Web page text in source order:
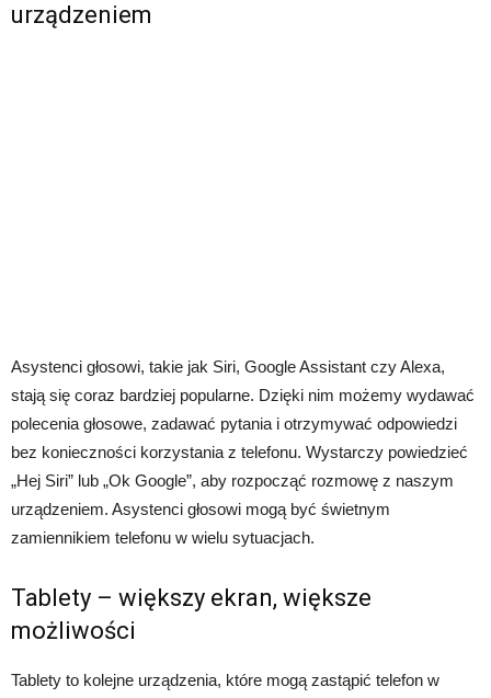
urządzeniem
Asystenci głosowi, takie jak Siri, Google Assistant czy Alexa,
stają się coraz bardziej popularne. Dzięki nim możemy wydawać
polecenia głosowe, zadawać pytania i otrzymywać odpowiedzi
bez konieczności korzystania z telefonu. Wystarczy powiedzieć
„Hej Siri” lub „Ok Google”, aby rozpocząć rozmowę z naszym
urządzeniem. Asystenci głosowi mogą być świetnym
zamiennikiem telefonu w wielu sytuacjach.
Tablety – większy ekran, większe
możliwości
Tablety to kolejne urządzenia, które mogą zastąpić telefon w